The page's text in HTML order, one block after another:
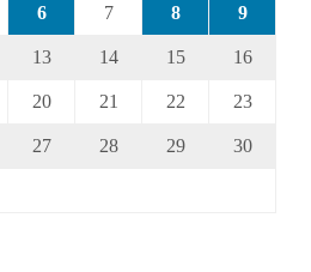
6 7 8 9
13 14 15 16
20 21 22 23
27 28 29 30